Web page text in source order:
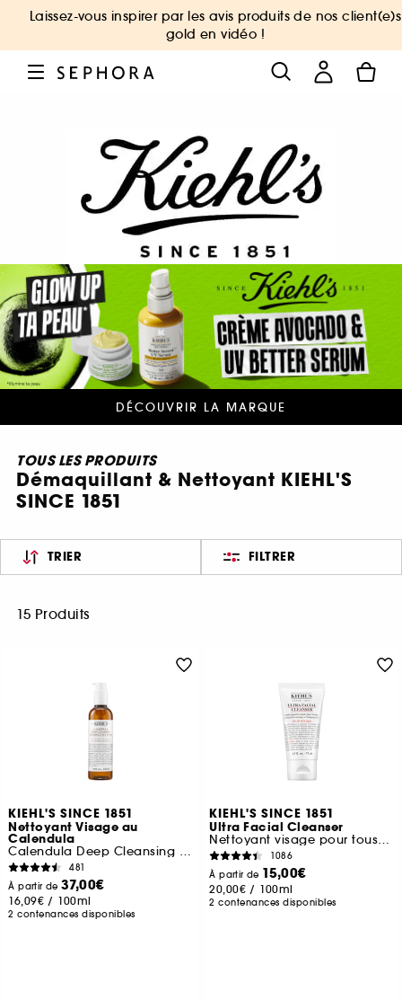
Laissez-vous inspirer par les avis produits de nos client(e)s
gold en vidéo !
DÉCOUVRIR LA MARQUE
TOUS LES PRODUITS
Démaquillant & Nettoyant KIEHL'S
SINCE 1851
TRIER FILTRER
15 Produits
KIEHL'S SINCE 1851
Nettoyant Visage au
Calendula
Calendula Deep Cleansing Foaming Face Wash
481
À partir de37,00€
16,09€ / 100ml
2 contenances disponibles
KIEHL'S SINCE 1851
Ultra Facial Cleanser
Nettoyant visage pour tous types de peaux
1086
À partir de 15,00€
20,00€ / 100ml
2 contenances disponibles